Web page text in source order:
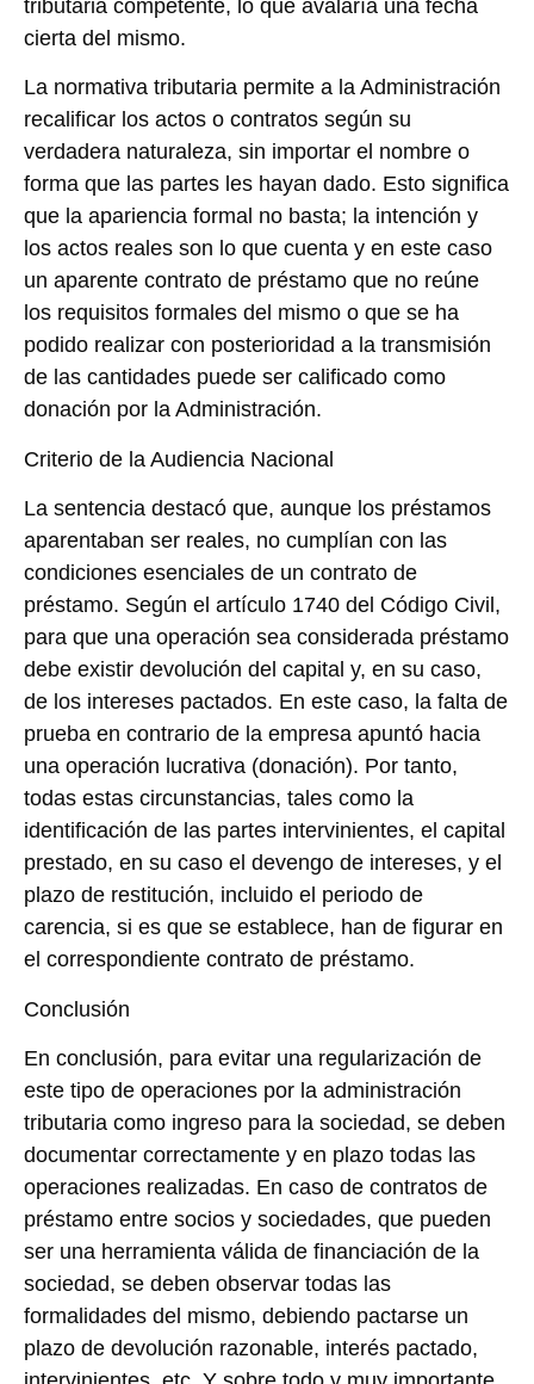
tributaria competente, lo que avalaría una fecha
cierta del mismo.
La normativa tributaria permite a la Administración
recalificar los actos o contratos según su
verdadera naturaleza, sin importar el nombre o
forma que las partes les hayan dado. Esto significa
que la apariencia formal no basta; la intención y
los actos reales son lo que cuenta y en este caso
un aparente contrato de préstamo que no reúne
los requisitos formales del mismo o que se ha
podido realizar con posterioridad a la transmisión
de las cantidades puede ser calificado como
donación por la Administración.
Criterio de la Audiencia Nacional
La sentencia destacó que, aunque los préstamos
aparentaban ser reales, no cumplían con las
condiciones esenciales de un contrato de
préstamo. Según el artículo 1740 del Código Civil,
para que una operación sea considerada préstamo
debe existir devolución del capital y, en su caso,
de los intereses pactados. En este caso, la falta de
prueba en contrario de la empresa apuntó hacia
una operación lucrativa (donación). Por tanto,
todas estas circunstancias, tales como la
identificación de las partes intervinientes, el capital
prestado, en su caso el devengo de intereses, y el
plazo de restitución, incluido el periodo de
carencia, si es que se establece, han de figurar en
el correspondiente contrato de préstamo.
Conclusión
En conclusión, para evitar una regularización de
este tipo de operaciones por la administración
tributaria como ingreso para la sociedad, se deben
documentar correctamente y en plazo todas las
operaciones realizadas. En caso de contratos de
préstamo entre socios y sociedades, que pueden
ser una herramienta válida de financiación de la
sociedad, se deben observar todas las
formalidades del mismo, debiendo pactarse un
plazo de devolución razonable, interés pactado,